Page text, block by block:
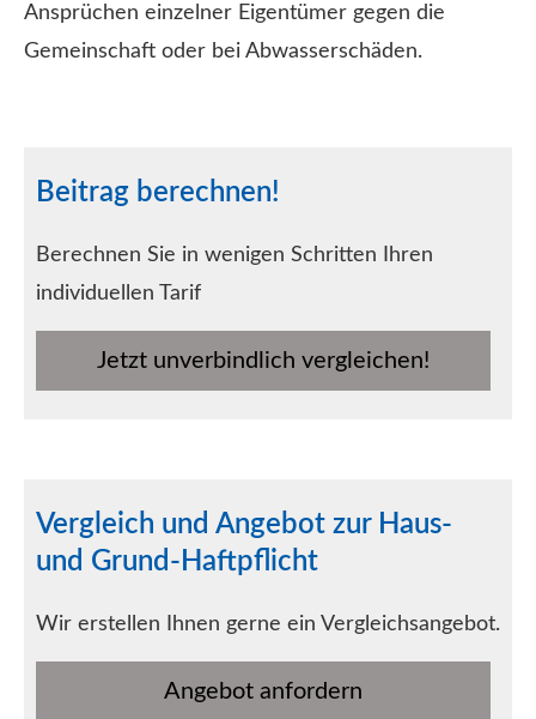
Ansprüchen einzelner Eigentümer gegen die
Gemeinschaft oder bei Abwasserschäden.
Beitrag berechnen!
Berechnen Sie in wenigen Schritten Ihren
individuellen Tarif
Jetzt unverbindlich ver­gleichen!
Vergleich und Angebot zur Haus-
und Grund-Haft­pflicht
Wir erstellen Ihnen gerne ein Vergleichsangebot.
An­ge­bot an­for­dern